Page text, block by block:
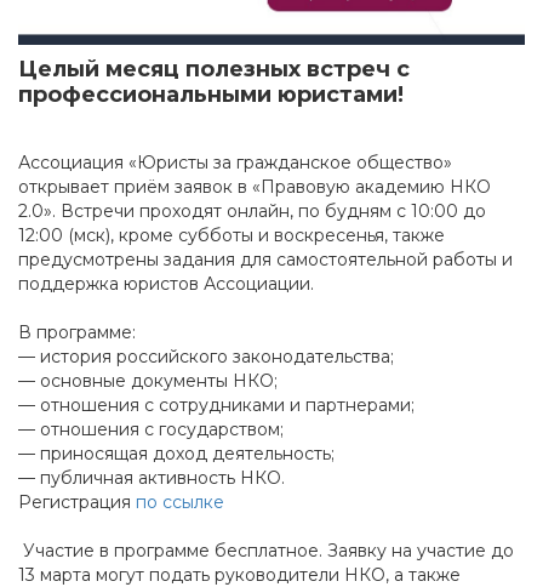
Целый месяц полезных встреч с
профессиональными юристами!
Ассоциация «Юристы за гражданское общество»
открывает приём заявок в «Правовую академию НКО
2.0». Встречи проходят онлайн, по будням с 10:00 до
12:00 (мск), кроме субботы и воскресенья, также
предусмотрены задания для самостоятельной работы и
поддержка юристов Ассоциации.
В программе:
— история российского законодательства;
— основные документы НКО;
— отношения с сотрудниками и партнерами;
— отношения с государством;
— приносящая доход деятельность;
— публичная активность НКО.
Регистрация по ссылке
Участие в программе бесплатное. Заявку на участие до
13 марта могут подать руководители НКО, а также